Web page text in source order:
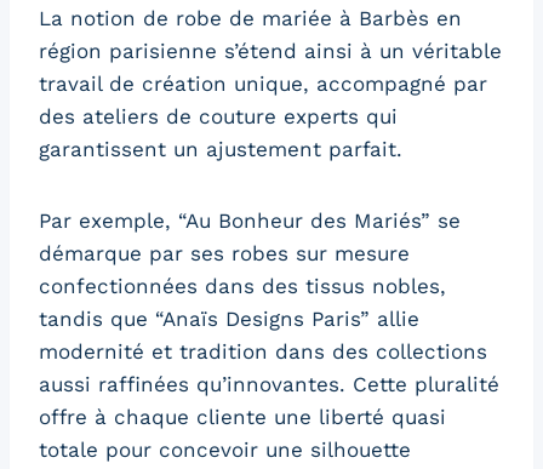
La notion de robe de mariée à Barbès en
région parisienne s’étend ainsi à un véritable
travail de création unique, accompagné par
des ateliers de couture experts qui
garantissent un ajustement parfait.
Par exemple, “Au Bonheur des Mariés” se
démarque par ses robes sur mesure
confectionnées dans des tissus nobles,
tandis que “Anaïs Designs Paris” allie
modernité et tradition dans des collections
aussi raffinées qu’innovantes. Cette pluralité
offre à chaque cliente une liberté quasi
totale pour concevoir une silhouette